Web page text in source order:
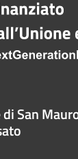
San